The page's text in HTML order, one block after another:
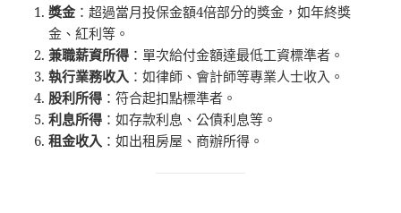
獎金：超過當月投保金額4倍部分的獎金，如年終獎
金、紅利等。
兼職薪資所得 ：單次給付金額達最低工資標準者。
執行業務收入 ：如律師、會計師等專業人士收入。
股利所得 ：符合起扣點標準者。
利息所得 ：如存款利息、公債利息等。
租金收入 ：如出租房屋、商辦所得。